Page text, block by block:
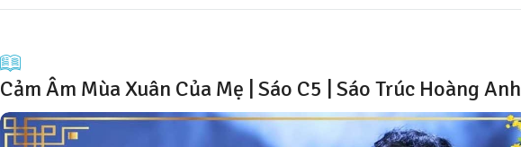
Cảm Âm Mùa Xuân Của Mẹ | Sáo C5 | Sáo Trúc Hoàng Anh